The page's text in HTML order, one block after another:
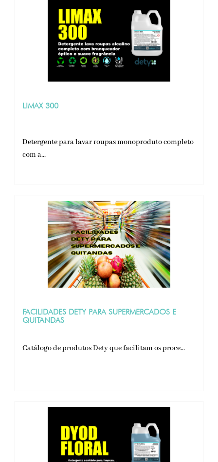
LIMAX 300
Detergente para lavar roupas monoproduto completo
com a...
FACILIDADES DETY PARA SUPERMERCADOS E
QUITANDAS
Catálogo de produtos Dety que facilitam os proce...